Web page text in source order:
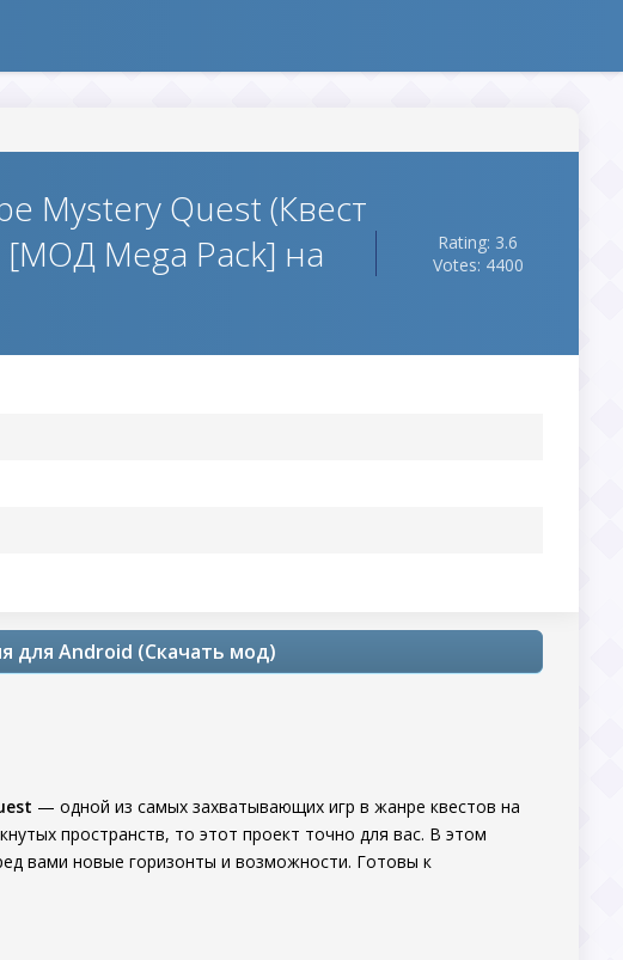
Mystery Quest (Квест
Mega Pack] на
Rating: 3.6
Votes: 4400
для Android (Скачать мод)
— одной из самых захватывающих игр в жанре квестов на
пространств, то этот проект точно для вас. В этом
вами новые горизонты и возможности. Готовы к